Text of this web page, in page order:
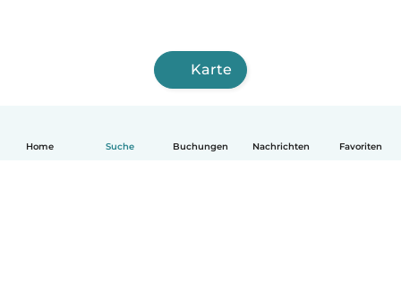
Home Suche Buchungen Nachrichten Favoriten
Karte